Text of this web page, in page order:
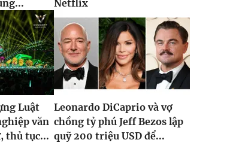
Netflix
Luật
văn
thủ tục...
Leonardo DiCaprio và vợ
chồng tỷ phú Jeff Bezos lập
quỹ 200 triệu USD để...